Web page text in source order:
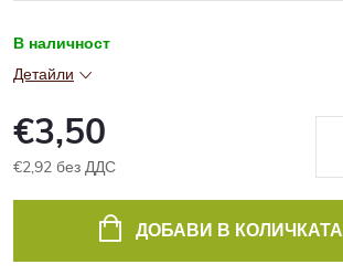
В наличност
Детайли
€3,50
€2,92 без ДДС
ДОБАВИ В КОЛИЧКАТА